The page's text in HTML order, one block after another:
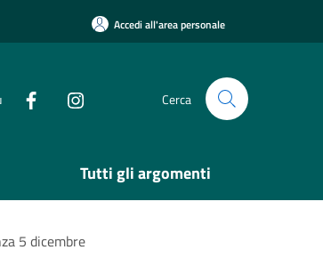
Accedi all'area personale
Cerca
Tutti gli argomenti
5 dicembre